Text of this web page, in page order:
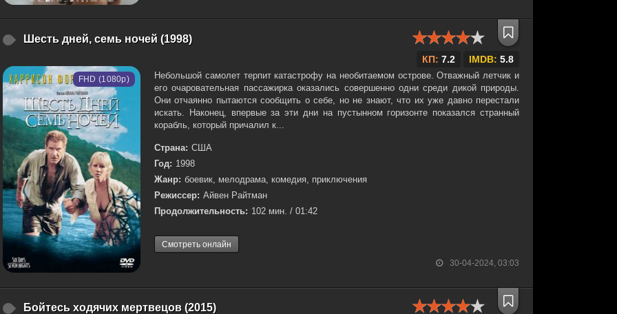
Шесть дней, семь ночей (1998)
КП: 7.2 IMDB: 5.8
30-04-2024, 03:03
FHD (1080p)
Небольшой самолет терпит катастрофу на необитаемом острове. Отважный летчик и
его очаровательная пассажирка оказались совершенно одни среди дикой природы.
Они отчаянно пытаются сообщить о себе, но не знают, что их уже давно перестали
искать. Наконец, впервые за эти дни на пустынном горизонте показался странный
корабль, который причалил к...
Страна: США
Год: 1998
Жанр: боевик, мелодрама, комедия, приключения
Режиссер: Айвен Райтман
Продолжительность: 102 мин. / 01:42
Смотреть онлайн
Бойтесь ходячих мертвецов (2015)